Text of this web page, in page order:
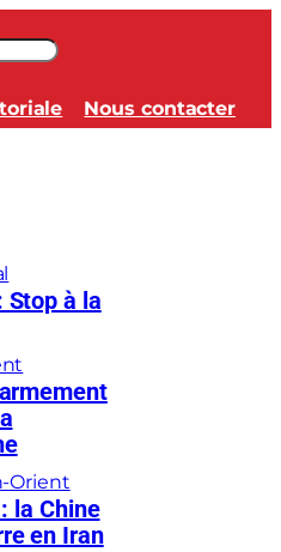
Nous contacter
Stop à la
Orient
la Chine
en Iran